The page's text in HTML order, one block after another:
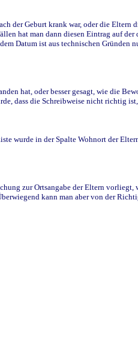
der Geburt krank war, oder die Eltern
hat man dann diesen Eintrag auf
Datum ist aus technischen Gründen
hat, oder besser gesagt, wie die
dass die Schreibweise nicht richtig
wurde in der Spalte Wohnort der
zur Ortsangabe der Eltern vorliegt,
kann man aber von der